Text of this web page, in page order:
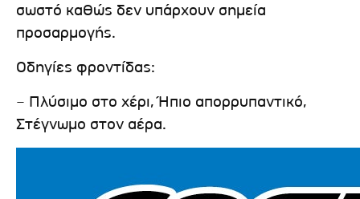
σωστό καθώς δεν υπάρχουν σημεία
προσαρμογής.
Οδηγίες φροντίδας:
– Πλύσιμο στο χέρι, Ήπιο απορρυπαντικό,
Στέγνωμο στον αέρα.